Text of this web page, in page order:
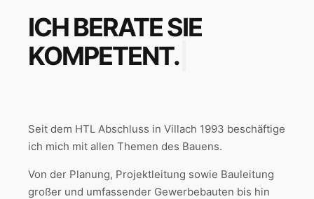
ICH BERATE SIE
KOMPETENT.
Seit dem HTL Abschluss in Villach 1993 beschäftige
ich mich mit allen Themen des Bauens.
Von der Planung, Projektleitung sowie Bauleitung
großer und umfassender Gewerbebauten bis hin